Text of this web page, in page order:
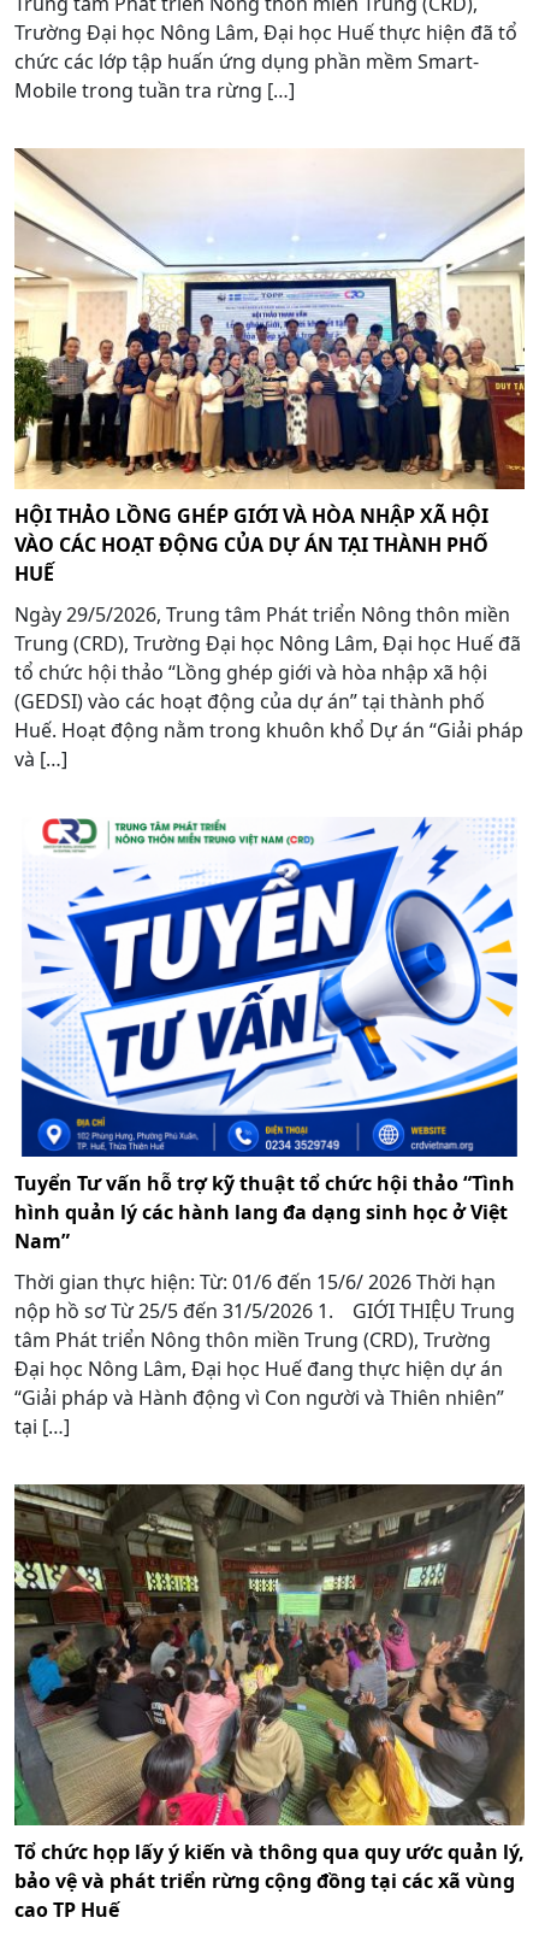
Trường Đại học Nông Lâm, Đại học Huế thực hiện đã tổ
chức các lớp tập huấn ứng dụng phần mềm Smart-
Mobile trong tuần tra rừng […]
HỘI THẢO LỒNG GHÉP GIỚI VÀ HÒA NHẬP XÃ HỘI
VÀO CÁC HOẠT ĐỘNG CỦA DỰ ÁN TẠI THÀNH PHỐ
HUẾ
Ngày 29/5/2026, Trung tâm Phát triển Nông thôn miền
Trung (CRD), Trường Đại học Nông Lâm, Đại học Huế đã
tổ chức hội thảo “Lồng ghép giới và hòa nhập xã hội
(GEDSI) vào các hoạt động của dự án” tại thành phố
Huế. Hoạt động nằm trong khuôn khổ Dự án “Giải pháp
và […]
Tuyển Tư vấn hỗ trợ kỹ thuật tổ chức hội thảo “Tình
hình quản lý các hành lang đa dạng sinh học ở Việt
Nam”
Thời gian thực hiện: Từ: 01/6 đến 15/6/ 2026 Thời hạn
nộp hồ sơ Từ 25/5 đến 31/5/2026 1. GIỚI THIỆU Trung
tâm Phát triển Nông thôn miền Trung (CRD), Trường
Đại học Nông Lâm, Đại học Huế đang thực hiện dự án
“Giải pháp và Hành động vì Con người và Thiên nhiên”
tại […]
Tổ chức họp lấy ý kiến và thông qua quy ước quản lý,
bảo vệ và phát triển rừng cộng đồng tại các xã vùng
cao TP Huế